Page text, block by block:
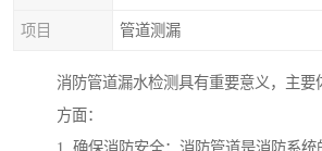
项目 管道测漏
消防管道漏水检测具有重要意义，主要
方面：